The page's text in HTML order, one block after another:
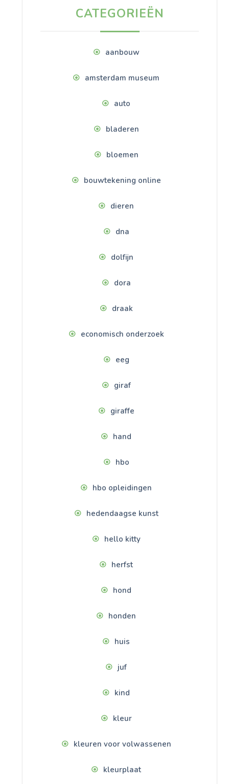
CATEGORIEËN
aanbouw
amsterdam museum
auto
bladeren
bloemen
bouwtekening online
dieren
dna
dolfijn
dora
draak
economisch onderzoek
eeg
giraf
giraffe
hand
hbo
hbo opleidingen
hedendaagse kunst
hello kitty
herfst
hond
honden
huis
juf
kind
kleur
kleuren voor volwassenen
kleurplaat